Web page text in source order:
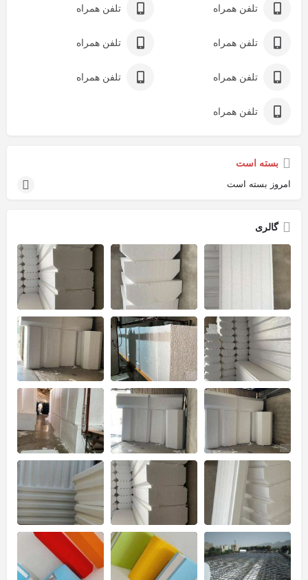
تلفن همراه تلفن همراه
تلفن همراه تلفن همراه
تلفن همراه تلفن همراه
تلفن همراه
بسته است
امروز بسته است
گالری